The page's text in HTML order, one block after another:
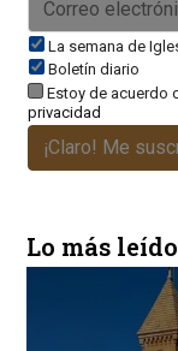
La semana de
Boletín diario
Estoy de acuerdo
privacidad
¡Claro! Me
Lo más